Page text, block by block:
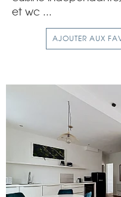
et wc ...
AJOUTER AUX